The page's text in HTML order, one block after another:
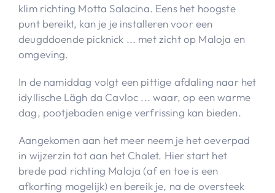
klim richting Motta Salacina. Eens het hoogste
punt bereikt, kan je je installeren voor een
deugddoende picknick ... met zicht op Maloja en
omgeving.
In de namiddag volgt een pittige afdaling naar het
idyllische Lägh da Cavloc ... waar, op een warme
dag, pootjebaden enige verfrissing kan bieden.
Aangekomen aan het meer neem je het oeverpad
in wijzerzin tot aan het Chalet. Hier start het
brede pad richting Maloja (af en toe is een
afkorting mogelijk) en bereik je, na de oversteek